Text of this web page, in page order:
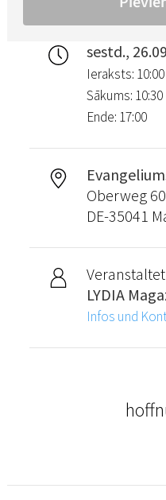
sestd.,
Ieraksts: 10:00
Sākums: 10:30
Ende: 17:00
Oberweg 60
DE-35041
LYDIA
Infos und